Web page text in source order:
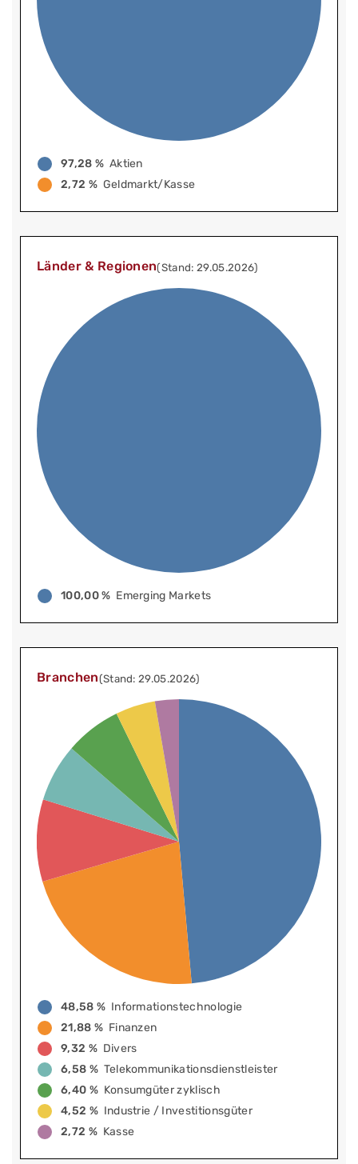
97,28 % Aktien
2,72 % Geldmarkt/Kasse
Länder & Regionen(Stand: 29.05.2026)
100,00 % Emerging Markets
Branchen(Stand: 29.05.2026)
48,58 % Informationstechnologie
21,88 % Finanzen
9,32 % Divers
6,58 % Telekommunikationsdienstleister
6,40 % Konsumgüter zyklisch
4,52 % Industrie / Investitionsgüter
2,72 % Kasse